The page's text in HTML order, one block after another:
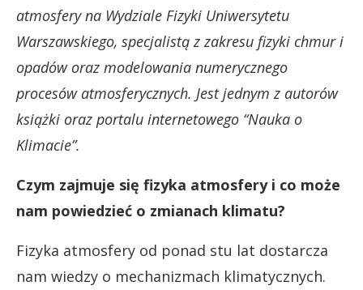
atmosfery na Wydziale Fizyki Uniwersytetu
Warszawskiego, specjalistą z zakresu fizyki chmur i
opadów oraz modelowania numerycznego
procesów atmosferycznych. Jest jednym z autorów
książki oraz portalu internetowego “Nauka o
Klimacie”.
Czym zajmuje się fizyka atmosfery i co może
nam powiedzieć o zmianach klimatu?
Fizyka atmosfery od ponad stu lat dostarcza
nam wiedzy o mechanizmach klimatycznych.